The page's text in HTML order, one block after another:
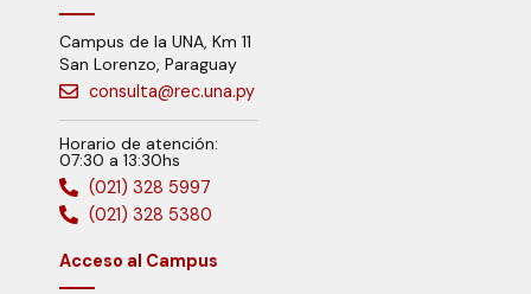
Campus de la UNA, Km 11
San Lorenzo, Paraguay
consulta@rec.una.py
Horario de atención:
07:30 a 13:30hs
(021) 328 5997
(021) 328 5380
Acceso al Campus